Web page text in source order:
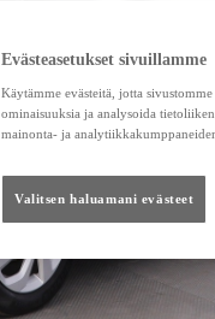
Evästeasetukset sivuillamme
Käytämme evästeitä, jotta
ominaisuuksia ja analysoida
mainonta- ja
Valitsen haluamani evästeet